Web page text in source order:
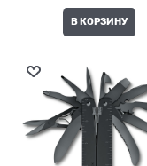
В КОРЗИНУ